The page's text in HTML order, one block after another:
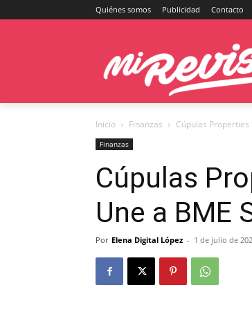
Quiénes somos Publicidad Contacto
Inicio Finanzas Cúpulas Properties
Finanzas
Cúpulas
Une a BME
Por Elena Digital López - 1 de julio de